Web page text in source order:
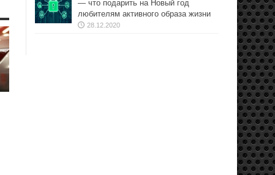
— что подарить на Новый год
любителям активного образа жизни
28.12.2020